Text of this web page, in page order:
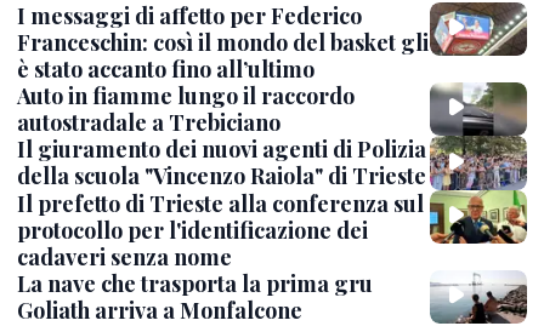
I messaggi di affetto per Federico
Franceschin: così il mondo del basket gli
è stato accanto fino all’ultimo
Auto in fiamme lungo il raccordo
autostradale a Trebiciano
Il giuramento dei nuovi agenti di Polizia
della scuola "Vincenzo Raiola" di Trieste
Il prefetto di Trieste alla conferenza sul
protocollo per l'identificazione dei
cadaveri senza nome
La nave che trasporta la prima gru
Goliath arriva a Monfalcone